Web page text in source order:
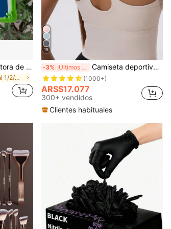
Lolla 1 pieza Funda protectora de rana linda compatible con 7/8/9/Air 5/4/3/9ª generación 10.2/Pro 11/Mini 7/Air 6//A7/8/9 Cubierta de silicona de cobertura completa para tableta, estética, vuelta a la escuela
en iPad Mini 1/2/3 Estuches básicos para almohadil
15
-3% ¡Últimos 2 días Camiseta deportiva de mujer con almohadilla fija, contraste de color, elástica, parte superior de yoga de verano
(1000+)
ARS$17.077
300+ vendidos
Clientes habituales